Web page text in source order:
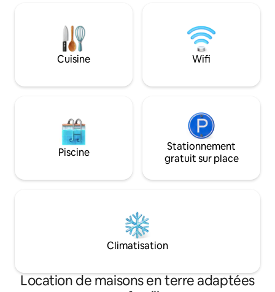
couchers de
imprenable sur
les gorges. Un espace extraordinaire : un
régal pour les
Cuisine Wifi
Piscine
Stationnement
gratuit sur place
Climatisation
Location de maisons en terre adaptées